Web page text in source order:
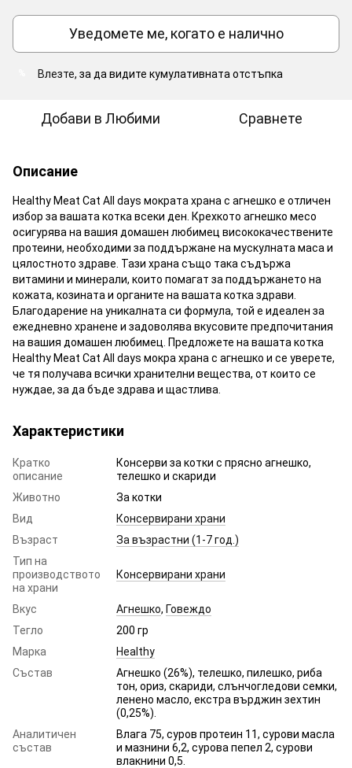
Уведомете ме, когато е налично
Влезте, за да видите кумулативната отстъпка
Добави в Любими Сравнете
Описание
Healthy Meat Cat All days мократа храна с агнешко е отличен
избор за вашата котка всеки ден. Крехкото агнешко месо
осигурява на вашия домашен любимец висококачествените
протеини, необходими за поддържане на мускулната маса и
цялостното здраве. Тази храна също така съдържа
витамини и минерали, които помагат за поддържането на
кожата, козината и органите на вашата котка здрави.
Благодарение на уникалната си формула, той е идеален за
ежедневно хранене и задоволява вкусовите предпочитания
на вашия домашен любимец. Предложете на вашата котка
Healthy Meat Cat All days мокра храна с агнешко и се уверете,
че тя получава всички хранителни вещества, от които се
нуждае, за да бъде здрава и щастлива.
Характеристики
Кратко
описание
Консерви за котки с прясно агнешко,
телешко и скариди
Животно
За котки
Вид
Консервирани храни
Възраст
За възрастни (1-7 год.)
Тип на
производството
на храни
Консервирани храни
Вкус Агнешко, Говеждо
Тегло
200 гр
Марка
Healthy
Състав
Агнешко (26%), телешко, пилешко, риба
тон, ориз, скариди, слънчогледови семки,
ленено масло, екстра върджин зехтин
(0,25%).
Аналитичен
състав
Влага 75, суров протеин 11, сурови масла
и мазнини 6,2, сурова пепел 2, сурови
влакнини 0,5.